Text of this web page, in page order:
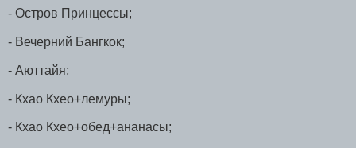
- Остров Принцессы;
- Вечерний Бангкок;
- Аюттайя;
- Кхао Кхео+лемуры;
- Кхао Кхео+обед+ананасы;